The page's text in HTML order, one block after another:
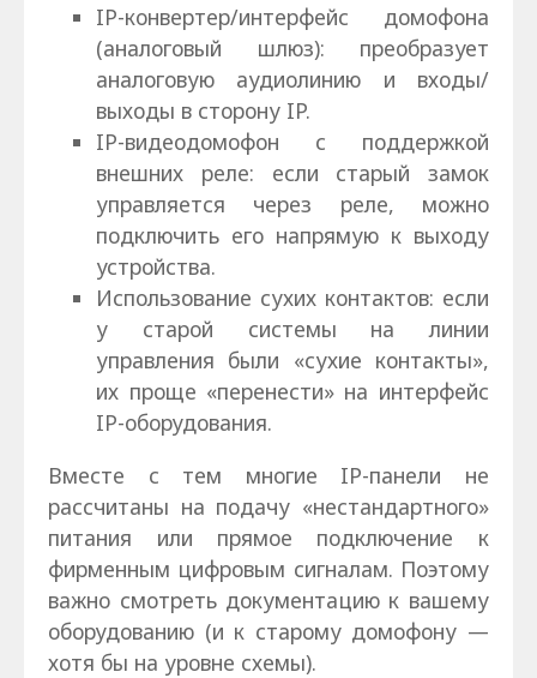
IP-конвертер/интерфейс домофона
(аналоговый шлюз): преобразует
аналоговую аудиолинию и входы/
выходы в сторону IP.
IP-видеодомофон с поддержкой
внешних реле: если старый замок
управляется через реле, можно
подключить его напрямую к выходу
устройства.
Использование сухих контактов: если
у старой системы на линии
управления были «сухие контакты»,
их проще «перенести» на интерфейс
IP-оборудования.
Вместе с тем многие IP-панели не
рассчитаны на подачу «нестандартного»
питания или прямое подключение к
фирменным цифровым сигналам. Поэтому
важно смотреть документацию к вашему
оборудованию (и к старому домофону —
хотя бы на уровне схемы).